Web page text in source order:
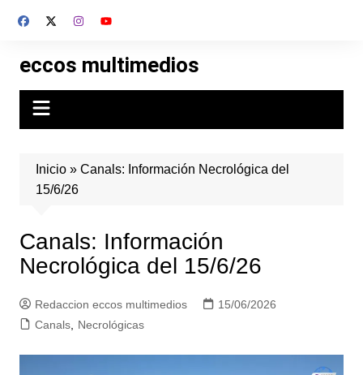
eccos multimedios
Inicio» Canals: Información Necrológica del
15/6/26
Canals: Información
Necrológica del 15/6/26
Redaccion eccos multimedios
15/06/2026
Canals, Necrológicas